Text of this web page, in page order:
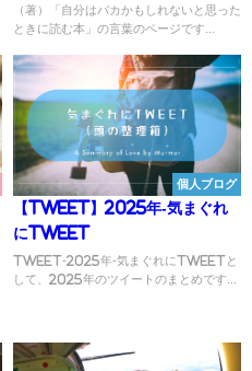
（著）「自分はバカかもしれないと思った
ときに読む本」の言葉のページです...
個人ブログ
【Tweet】2025年-気まぐれ
にTweet
Tweet-2025年-気まぐれにTweetと
して、2025年のツイートのまとめです...